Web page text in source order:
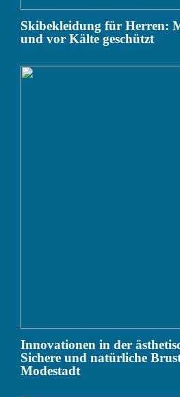
Skibekleidung für Herren:
und vor Kälte geschützt
Innovationen in der
Sichere und natürliche
Modestadt